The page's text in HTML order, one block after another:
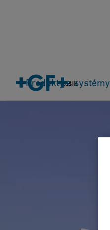
Košík
Produkty a systémy